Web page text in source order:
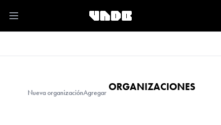
Open main menu
Nueva organizaciónAgregar ORGANIZACIONES